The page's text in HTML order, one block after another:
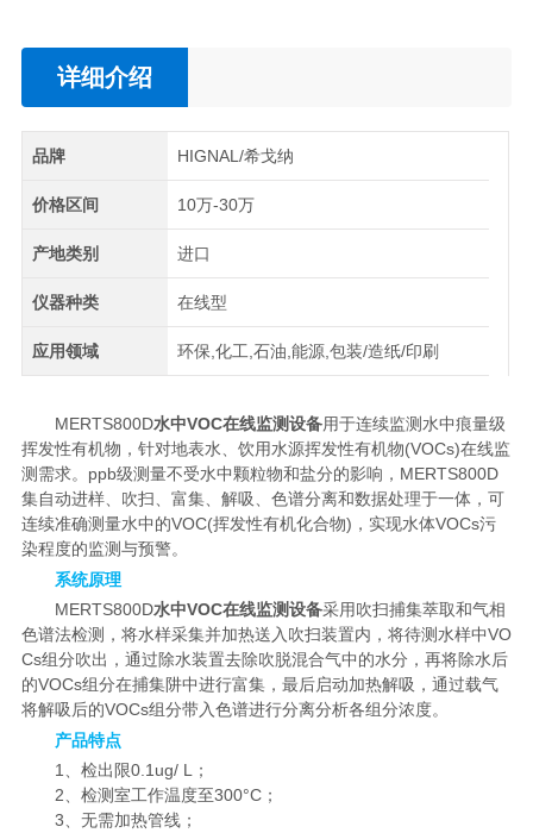
详细介绍
品牌 HIGNAL/希戈纳
价格区间 10万-30万
产地类别 进口
仪器种类 在线型
应用领域 环保,化工,石油,能源,包装/造纸/印刷
MERTS800D水中VOC在线监测设备用于连续监测水中痕量级
挥发性有机物，针对地表水、饮用水源挥发性有机物(VOCs)在线监
测需求。ppb级测量不受水中颗粒物和盐分的影响，MERTS800D
集自动进样、吹扫、富集、解吸、色谱分离和数据处理于一体，可
连续准确测量水中的VOC(挥发性有机化合物)，实现水体VOCs污
染程度的监测与预警。
系统原理
MERTS800D水中VOC在线监测设备采用吹扫捕集萃取和气相
色谱法检测，将水样采集并加热送入吹扫装置内，将待测水样中VO
Cs组分吹出，通过除水装置去除吹脱混合气中的水分，再将除水后
的VOCs组分在捕集阱中进行富集，最后启动加热解吸，通过载气
将解吸后的VOCs组分带入色谱进行分离分析各组分浓度。
产品特点
1、检出限0.1ug/ L；
2、检测室工作温度至300°C；
3、无需加热管线；